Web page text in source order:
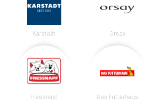
Karstadt Orsay
Fressnapf Das Futterhaus